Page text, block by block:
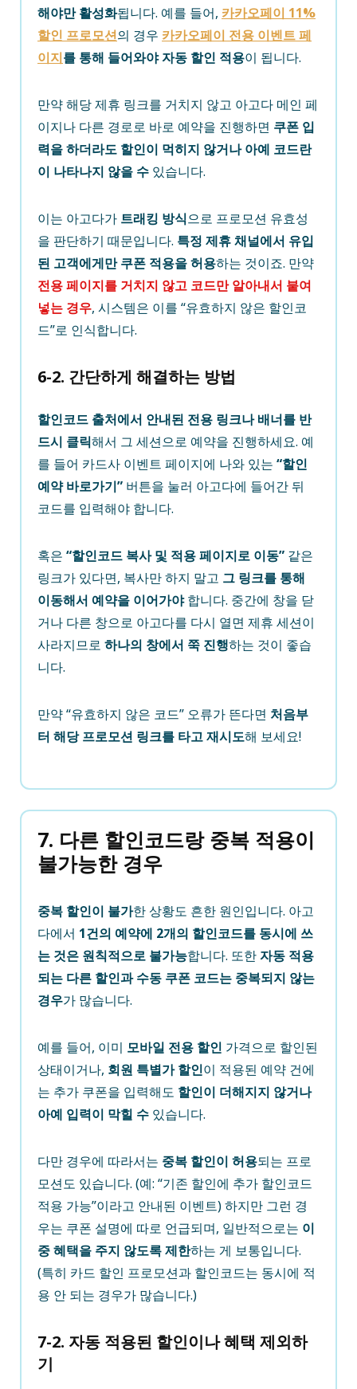
해야만 활성화됩니다. 예를 들어, 카카오페이 11%
할인 프로모션의 경우 카카오페이 전용 이벤트 페
이지를 통해 들어와야 자동 할인 적용이 됩니다.
만약 해당 제휴 링크를 거치지 않고 아고다 메인 페
이지나 다른 경로로 바로 예약을 진행하면 쿠폰 입
력을 하더라도 할인이 먹히지 않거나 아예 코드란
이 나타나지 않을 수 있습니다.
이는 아고다가 트래킹 방식으로 프로모션 유효성
을 판단하기 때문입니다. 특정 제휴 채널에서 유입
된 고객에게만 쿠폰 적용을 허용하는 것이죠. 만약
전용 페이지를 거치지 않고 코드만 알아내서 붙여
넣는 경우, 시스템은 이를 “유효하지 않은 할인코
드”로 인식합니다.
6-2. 간단하게 해결하는 방법
할인코드 출처에서 안내된 전용 링크나 배너를 반
드시 클릭해서 그 세션으로 예약을 진행하세요. 예
를 들어 카드사 이벤트 페이지에 나와 있는 “할인
예약 바로가기” 버튼을 눌러 아고다에 들어간 뒤
코드를 입력해야 합니다.
혹은 “할인코드 복사 및 적용 페이지로 이동” 같은
링크가 있다면, 복사만 하지 말고 그 링크를 통해
이동해서 예약을 이어가야합니다. 중간에 창을 닫
거나 다른 창으로 아고다를 다시 열면 제휴 세션이
사라지므로 하나의 창에서 쭉 진행하는 것이 좋습
니다.
만약 “유효하지 않은 코드” 오류가 뜬다면 처음부
터 해당 프로모션 링크를 타고 재시도해 보세요!
7. 다른 할인코드랑 중복 적용이
불가능한 경우
중복 할인이 불가한 상황도 흔한 원인입니다. 아고
다에서 1건의 예약에 2개의 할인코드를 동시에 쓰
는 것은 원칙적으로 불가능합니다. 또한자동 적용
되는 다른 할인과 수동 쿠폰 코드는 중복되지 않는
경우가 많습니다.
예를 들어, 이미 모바일 전용 할인 가격으로 할인된
상태이거나, 회원 특별가 할인이 적용된 예약 건에
는 추가 쿠폰을 입력해도 할인이 더해지지 않거나
아예 입력이 막힐 수 있습니다.
다만 경우에 따라서는 중복 할인이 허용되는 프로
모션도 있습니다. (예: “기존 할인에 추가 할인코드
적용 가능”이라고 안내된 이벤트) 하지만 그런 경
우는 쿠폰 설명에 따로 언급되며, 일반적으로는 이
중 혜택을 주지 않도록 제한하는 게 보통입니다.
(특히 카드 할인 프로모션과 할인코드는 동시에 적
용 안 되는 경우가 많습니다.)
7-2. 자동 적용된 할인이나 혜택 제외하
기